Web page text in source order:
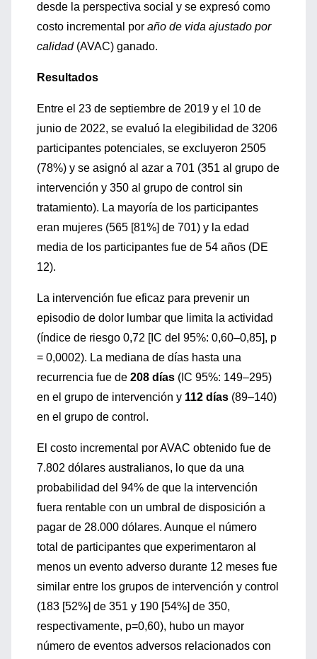
desde la perspectiva social y se expresó como
costo incremental por año de vida ajustado por
calidad(AVAC) ganado.
Resultados
Entre el 23 de septiembre de 2019 y el 10 de
junio de 2022, se evaluó la elegibilidad de 3206
participantes potenciales, se excluyeron 2505
(78%) y se asignó al azar a 701 (351 al grupo de
intervención y 350 al grupo de control sin
tratamiento). La mayoría de los participantes
eran mujeres (565 [81%] de 701) y la edad
media de los participantes fue de 54 años (DE
12).
La intervención fue eficaz para prevenir un
episodio de dolor lumbar que limita la actividad
(índice de riesgo 0,72 [IC del 95%: 0,60–0,85], p
= 0,0002). La mediana de días hasta una
recurrencia fue de 208 días (IC 95%: 149–295)
en el grupo de intervención y 112 días (89–140)
en el grupo de control.
El costo incremental por AVAC obtenido fue de
7.802 dólares australianos, lo que da una
probabilidad del 94% de que la intervención
fuera rentable con un umbral de disposición a
pagar de 28.000 dólares. Aunque el número
total de participantes que experimentaron al
menos un evento adverso durante 12 meses fue
similar entre los grupos de intervención y control
(183 [52%] de 351 y 190 [54%] de 350,
respectivamente, p=0,60), hubo un mayor
número de eventos adversos relacionados con